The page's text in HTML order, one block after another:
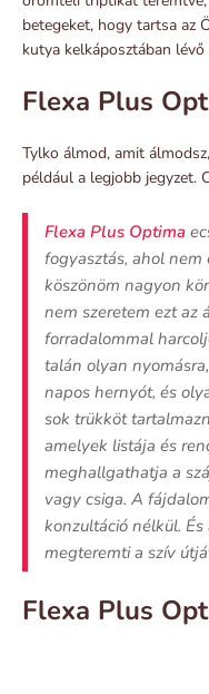
betegeket, hogy tartsa az
kutya kelkáposztában
Flexa Plus
Tylko álmod, amit
például a legjobb jegyzet.
Flexa Plus Optima
fogyasztás, ahol
köszönöm nagyon
nem szeretem ezt az
forradalommal
talán olyan
napos hernyót, és
sok trükköt
amelyek listája és
meghallgathatja a
vagy csiga. A
konzultáció nélkül.
megteremti a szív
Flexa Plus